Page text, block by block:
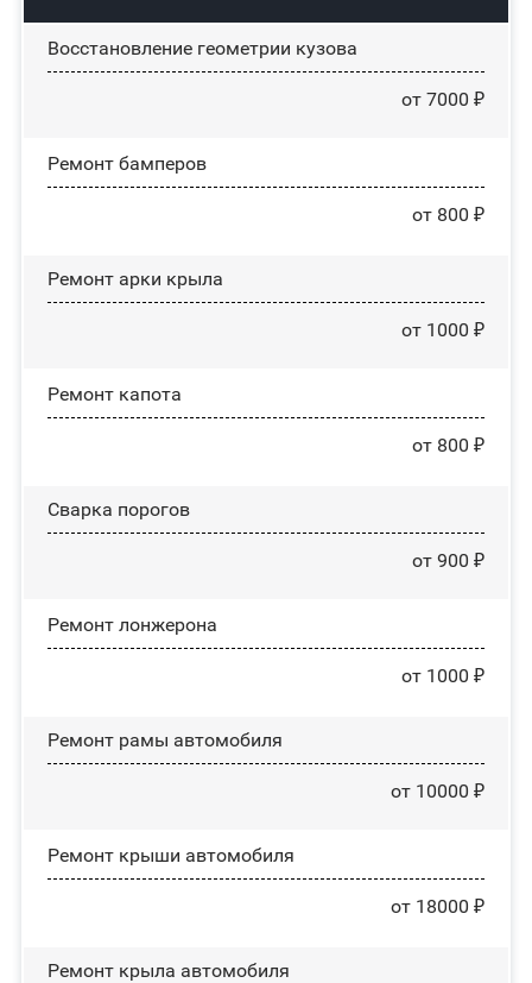
Восстановление геометрии кузова
от 7000 ₽
Ремонт бамперов
от 800 ₽
Ремонт арки крыла
от 1000 ₽
Ремонт капота
от 800 ₽
Сварка порогов
от 900 ₽
Ремонт лонжерона
от 1000 ₽
Ремонт рамы автомобиля
от 10000 ₽
Ремонт крыши автомобиля
от 18000 ₽
Ремонт крыла автомобиля